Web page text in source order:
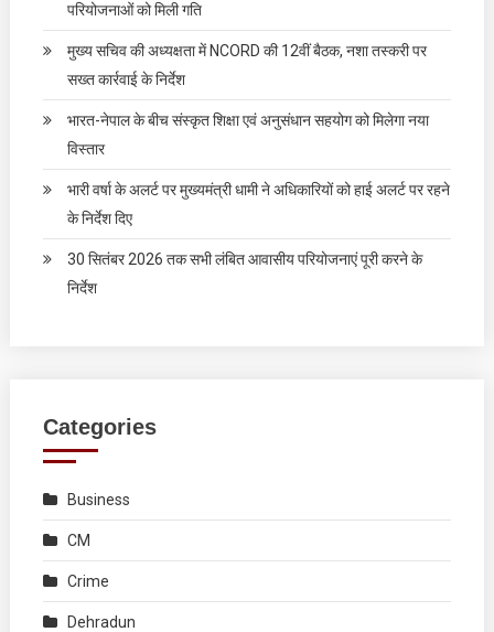
परियोजनाओं को मिली गति
मुख्य सचिव की अध्यक्षता में NCORD की 12वीं बैठक, नशा तस्करी पर
सख्त कार्रवाई के निर्देश
भारत-नेपाल के बीच संस्कृत शिक्षा एवं अनुसंधान सहयोग को मिलेगा नया
विस्तार
भारी वर्षा के अलर्ट पर मुख्यमंत्री धामी ने अधिकारियों को हाई अलर्ट पर रहने
के निर्देश दिए
30 सितंबर 2026 तक सभी लंबित आवासीय परियोजनाएं पूरी करने के
निर्देश
Categories
Business
CM
Crime
Dehradun